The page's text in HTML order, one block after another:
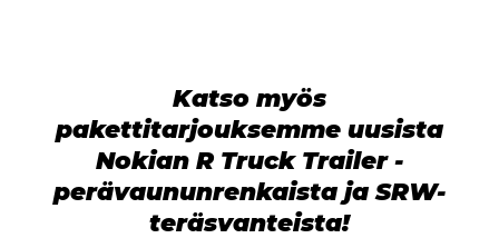
Katso myös
pakettitarjouksemme uusista
Nokian R Truck Trailer -
perävaununrenkaista ja SRW-
teräsvanteista!